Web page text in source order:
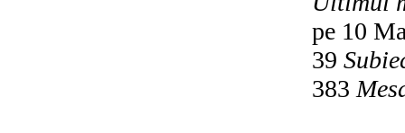
pe 10
39
383